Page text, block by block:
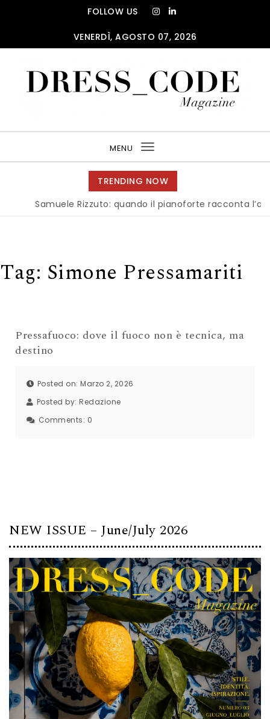
FOLLOW US
VENERDÌ, AGOSTO 07, 2026
MENU
Toggle
navigation
TRENDING NOW
Samuele Rizzuto: quando il pianoforte racconta
Tag: Simone Pressamariti
Pressafuoco: dove il fuoco non è tecnica, ma
destino
Posted on: Marzo 2, 2026
Posted by: Redazione
Comments: 0
NEW ISSUE – June/July 2026